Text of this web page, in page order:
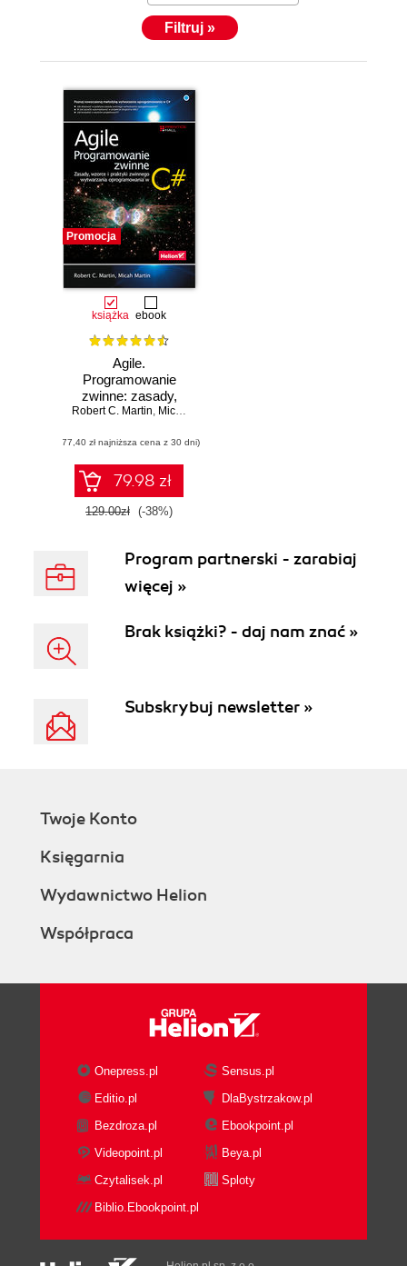
Filtruj »
Promocja
książka ebook
Agile.
Programowanie
zwinne: zasady,
wzorce i praktyki
wytwarzania
oprogramowania w
C#
Robert C. Martin, Micah Martin
(77,40 zł najniższa cena z 30 dni)
79.98 zł
129.00zł (-38%)
Program partnerski - zarabiaj
więcej »
Brak książki? - daj nam znać »
Subskrybuj newsletter »
Twoje Konto
Księgarnia
Wydawnictwo Helion
Współpraca
Onepress.pl
Sensus.pl
Editio.pl
DlaBystrzakow.pl
Bezdroza.pl
Ebookpoint.pl
Videopoint.pl
Beya.pl
Czytalisek.pl
Sploty
Biblio.Ebookpoint.pl